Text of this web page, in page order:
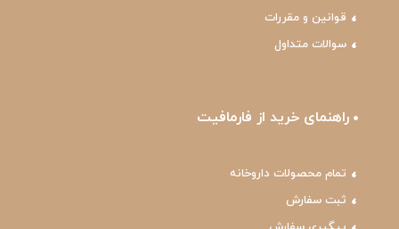
قوانین و مقررات
سوالات متداول
راهنمای خرید از فارمافیت
تمام محصولات داروخانه
ثبت سفارش